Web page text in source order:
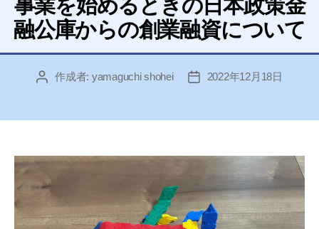
ー
事業を始めるときの日本政策金
融公庫からの創業融資について
投 作成者: yamaguchi shohei
投
2022年12月18日